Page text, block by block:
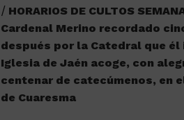
HORARIOS DE CULTOS
Cardenal Merino recordado
después por la Catedral que él
Iglesia de Jaén acoge, con
centenar de catecúmenos, en
de Cuaresma